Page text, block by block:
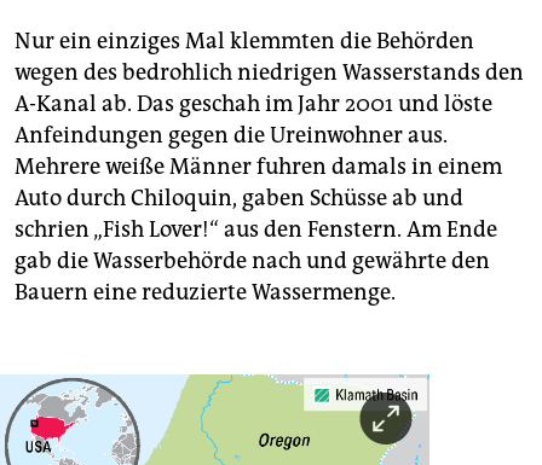
Nur ein einziges Mal klemmten die Behörden
wegen des bedrohlich niedrigen Wasserstands den
A-Kanal ab. Das geschah im Jahr 2001 und löste
Anfeindungen gegen die Ureinwohner aus.
Mehrere weiße Männer fuhren damals in einem
Auto durch Chiloquin, gaben Schüsse ab und
schrien „Fish Lover!“ aus den Fenstern. Am Ende
gab die Wasserbehörde nach und gewährte den
Bauern eine reduzierte Wassermenge.